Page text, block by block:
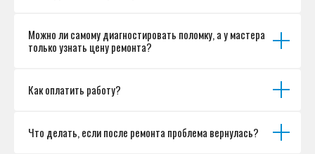
Можно ли самому диагностировать поломку, а у мастера
только узнать цену ремонта?
Как оплатить работу?
Что делать, если после ремонта проблема вернулась?